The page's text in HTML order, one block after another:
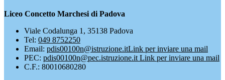
Liceo Concetto Marchesi di Padova
Viale Codalunga 1, 35138 Padova
Tel: 049 8752250
Email: pdis00100n@istruzione.itLink per inviare una mail
PEC: pdis00100n@pec.istruzione.it Link per inviare una mail
C.F.: 80010680280